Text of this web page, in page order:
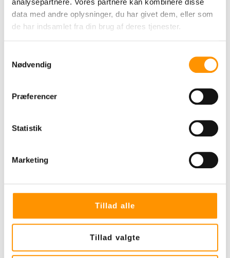
data med andre oplysninger, du har givet dem, eller som
de har indsamlet fra din brug af deres tjenester.
Nødvendig
Præferencer
Statistik
Marketing
Tillad alle
Tillad valgte
Kan anvendes på alle vaskbare flader.
Faremærkning
SDR1-3V0H-M31F-G563
Fare
H318: Forårsager alvorlig øjenskade.
H412: Skadelig for vandlevende organismer,
med langvarige virkninger.